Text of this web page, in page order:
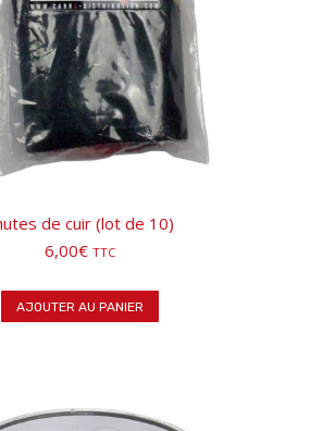
de cuir (lot de 10)
6,00€ TTC
AJOUTER AU PANIER